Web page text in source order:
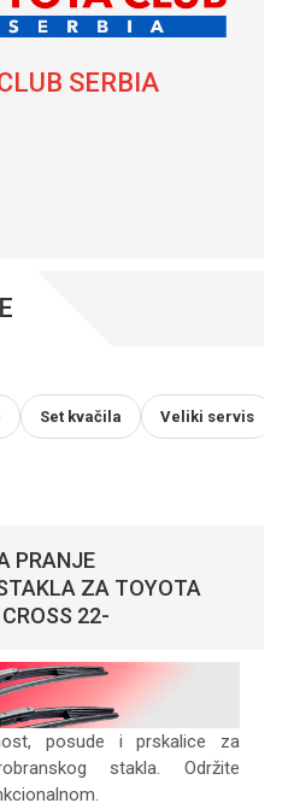
SERBIA
Set kvačila Veliki servis
PRANJE
ZA TOYOTA
22-
posude i prskalice za
stakla. Održite